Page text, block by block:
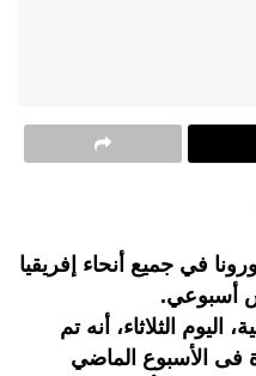
في جميع أنحاء إفريقيا
الثلاثاء، أنه تم
جديدة فى الأسبوع الماضي